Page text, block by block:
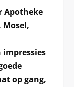
Apotheke
Mosel,
impressies
op gang,